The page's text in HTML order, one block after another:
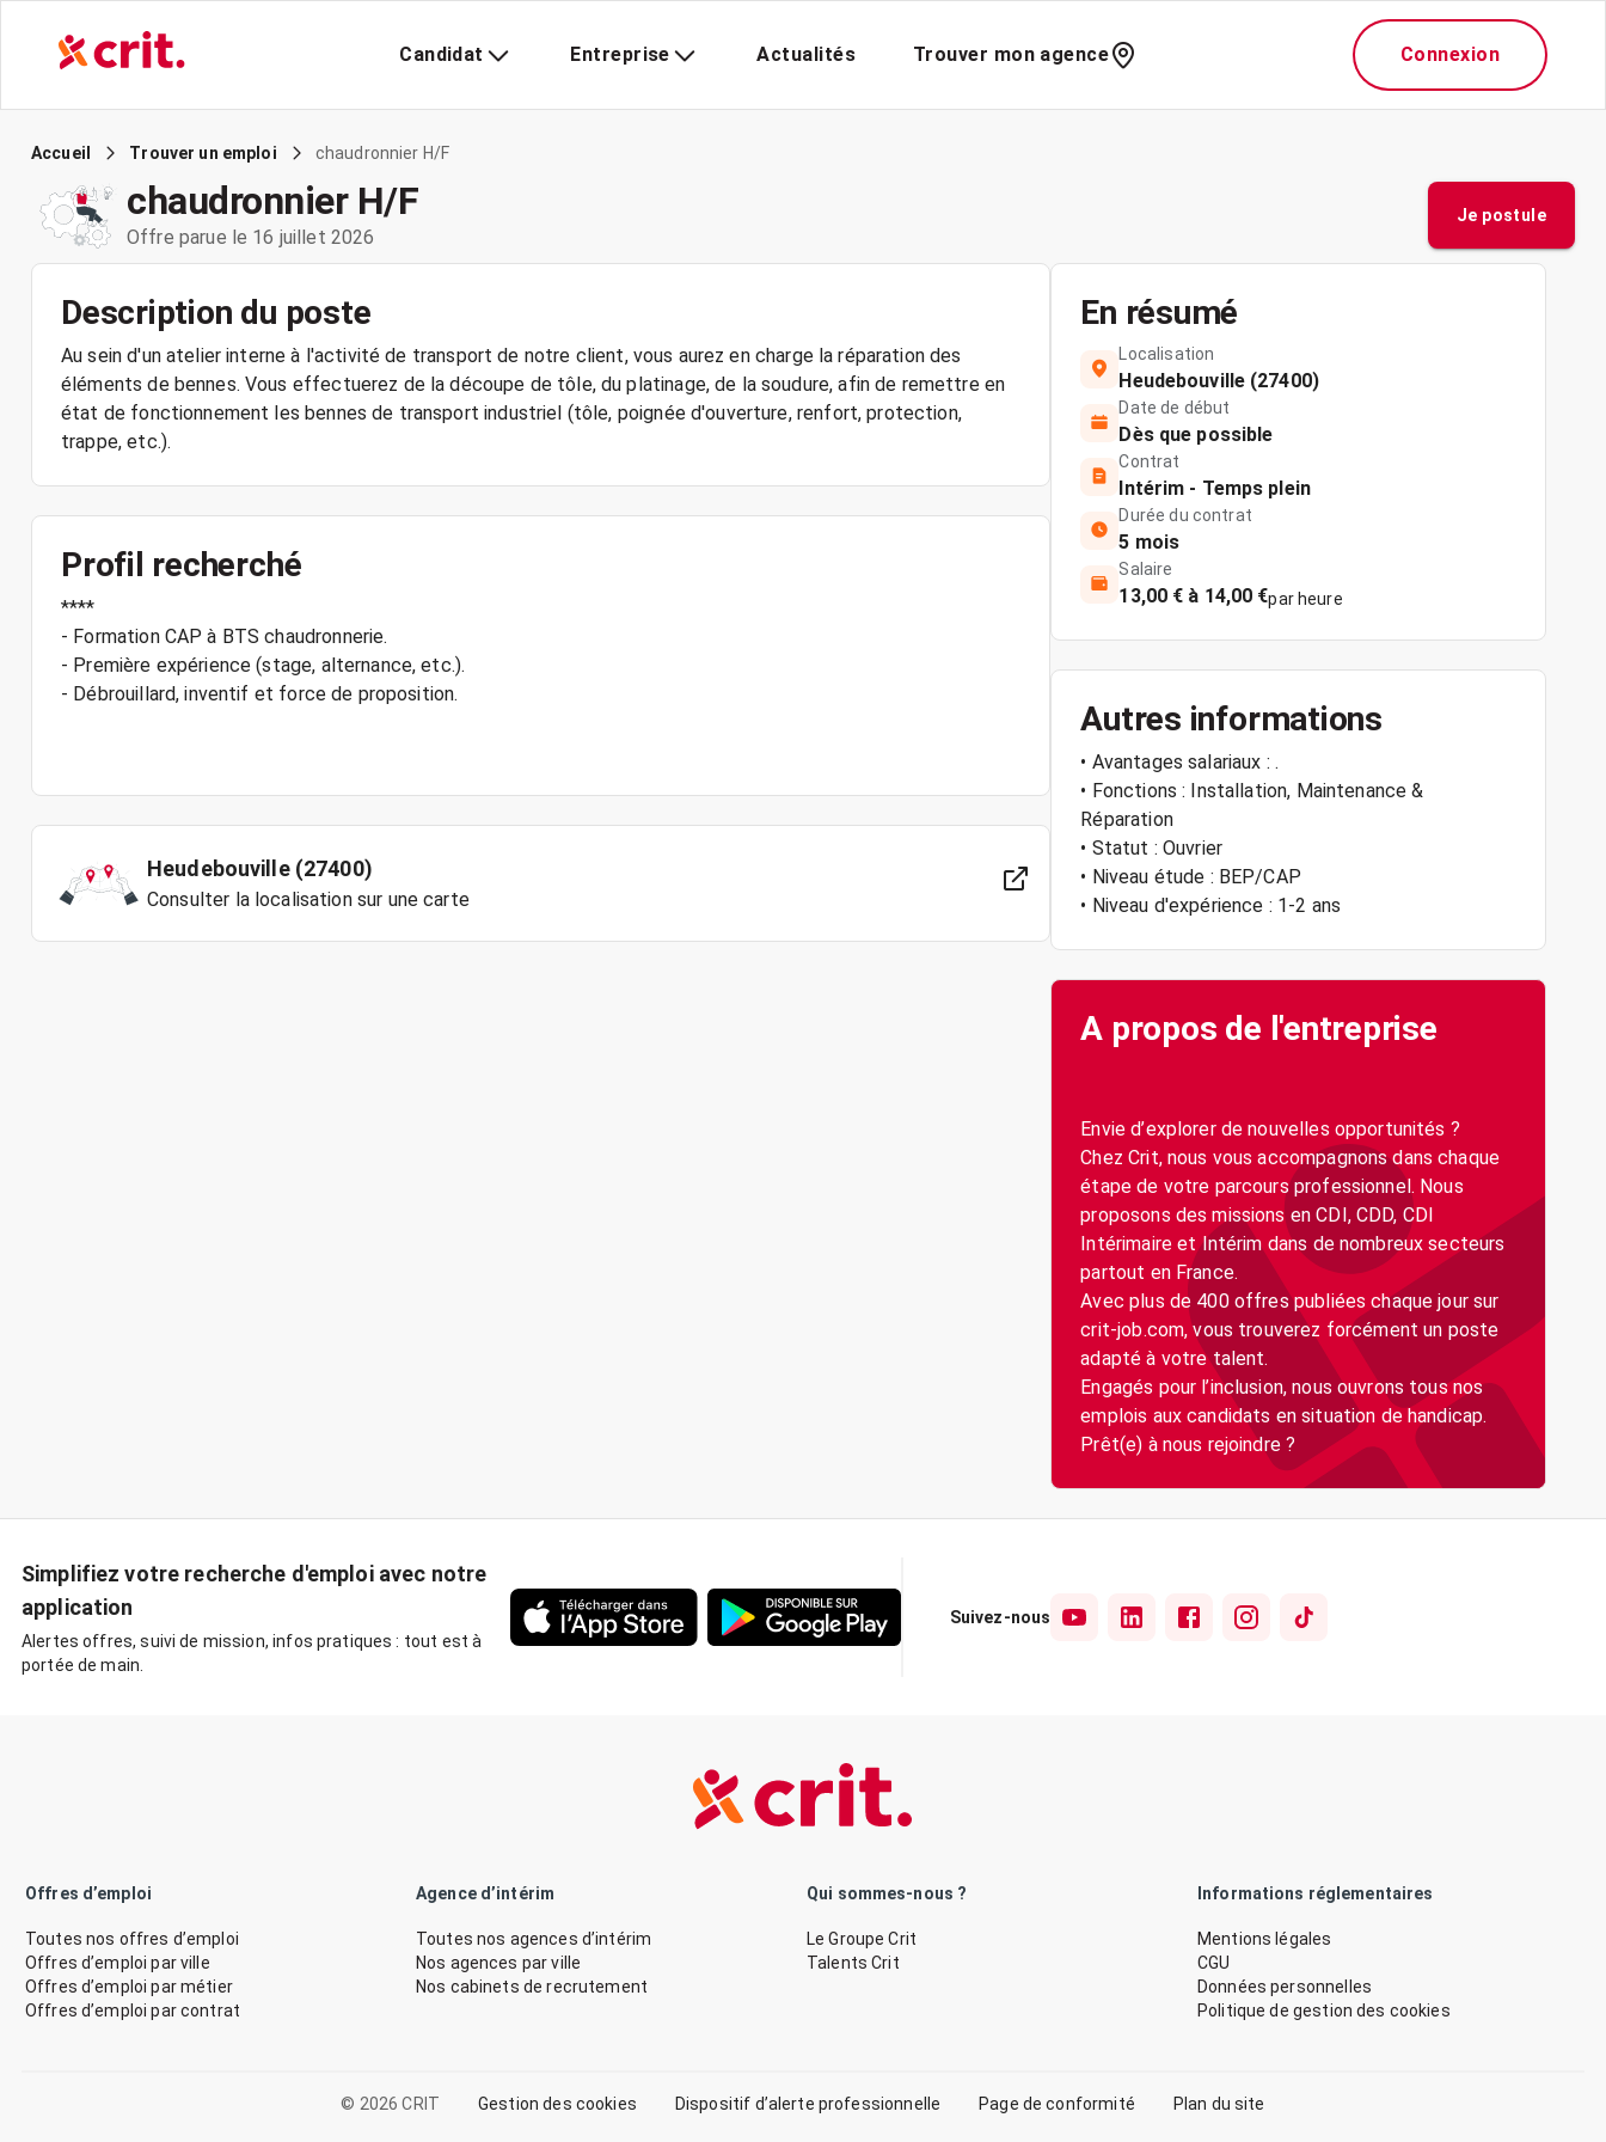
Candidat Entreprise Actualités Trouver mon agence Connexion
Accueil Trouver un emploi chaudronnier H/F
chaudronnier H/F
Offre parue le 16 juillet 2026
Je postule
Description du poste
Au sein d'un atelier interne à l'activité de transport de notre client, vous aurez en charge la réparation des
éléments de bennes. Vous effectuerez de la découpe de tôle, du platinage, de la soudure, afin de remettre en
état de fonctionnement les bennes de transport industriel (tôle, poignée d'ouverture, renfort, protection,
Profil recherché
****
- Formation CAP à BTS chaudronnerie.
- Première expérience (stage, alternance, etc.).
- Débrouillard, inventif et force de proposition.
Heudebouville (27400)
Consulter la localisation sur une carte
En résumé
Localisation
Heudebouville (27400)
Date de début
Dès que possible
Contrat
Intérim - Temps plein
Durée du contrat
5 mois
Salaire
13,00 € à 14,00 €par heure
Autres informations
• Avantages salariaux : .
• Fonctions : Installation, Maintenance &
Réparation
• Statut : Ouvrier
• Niveau étude : BEP/CAP
• Niveau d'expérience : 1-2 ans
A propos de l'entreprise
Envie d’explorer de nouvelles opportunités ?
Chez Crit, nous vous accompagnons dans chaque
étape de votre parcours professionnel. Nous
proposons des missions en CDI, CDD, CDI
Intérimaire et Intérim dans de nombreux secteurs
partout en France.
Avec plus de 400 offres publiées chaque jour sur
crit-job.com, vous trouverez forcément un poste
adapté à votre talent.
Engagés pour l’inclusion, nous ouvrons tous nos
emplois aux candidats en situation de handicap.
Simplifiez votre recherche d'emploi avec notre
application
Alertes offres, suivi de mission, infos pratiques : tout est à
portée de main.
Suivez-nous
Offres d’emploi
Toutes nos offres d’emploi
Offres d’emploi par ville
Offres d’emploi par métier
Offres d’emploi par contrat
Agence d’intérim
Toutes nos agences d’intérim
Nos agences par ville
Nos cabinets de recrutement
Qui sommes-nous ?
Le Groupe Crit
Talents Crit
Informations réglementaires
Mentions légales
CGU
Données personnelles
Politique de gestion des cookies
© 2026 CRIT Gestion des cookies Dispositif d’alerte professionnelle Page de conformité Plan du site